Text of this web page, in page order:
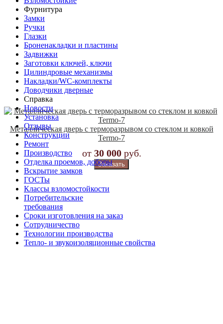
Фурнитура
Замки
Ручки
Глазки
Броненакладки и пластины
Задвижки
Заготовки ключей, ключи
Цилиндровые механизмы
Накладки/WC-комплекты
Доводчики дверные
Справка
Новости
Установка
Отзывы
Конструкции
Ремонт
Производство
Отделка проемов, доборы
Вскрытие замков
ГОСТы
Классы взломостойкости
Потребительские
требования
Сроки изготовления на заказ
Сотрудничество
Технологии производства
Тепло- и звукоизоляционные свойства
Металлическая дверь с терморазрывом со стеклом и ковкой
Termo-7
от 30 000 руб.
Заказать